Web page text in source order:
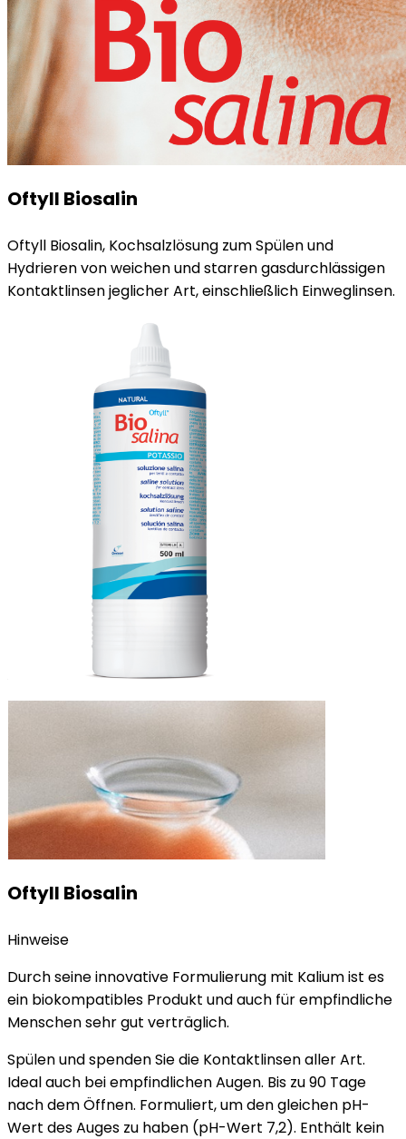
Oftyll Biosalin
Oftyll Biosalin, Kochsalzlösung zum Spülen und
Hydrieren von weichen und starren gasdurchlässigen
Kontaktlinsen jeglicher Art, einschließlich Einweglinsen.
Oftyll Biosalin
Hinweise
Durch seine innovative Formulierung mit Kalium ist es
ein biokompatibles Produkt und auch für empfindliche
Menschen sehr gut verträglich.
Spülen und spenden Sie die Kontaktlinsen aller Art.
Ideal auch bei empfindlichen Augen. Bis zu 90 Tage
nach dem Öffnen. Formuliert, um den gleichen pH-
Wert des Auges zu haben (pH-Wert 7,2). Enthält kein